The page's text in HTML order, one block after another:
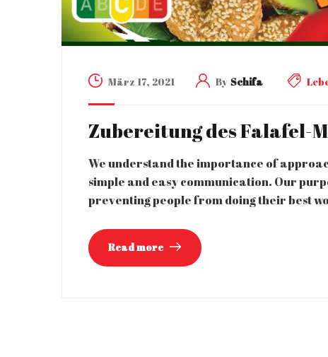
März 17, 2021 By Schifa
Zubereitung des Falafel-
We understand the importance of
simple and easy communication. Our
preventing people from doing their best
Read more